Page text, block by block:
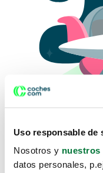
Uso responsable de
Nosotros y nuestros
datos personales,